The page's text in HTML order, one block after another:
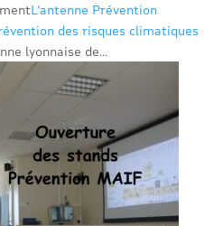
L’antenne Prévention
des risques climatiques
lyonnaise de...